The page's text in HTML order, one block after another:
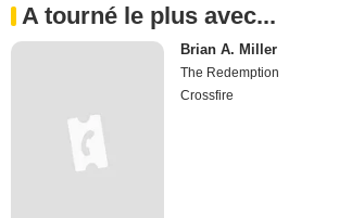
A tourné le plus avec...
Brian A. Miller
The Redemption
Crossfire